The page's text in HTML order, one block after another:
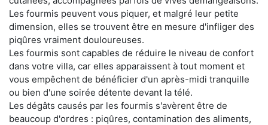
Les fourmis peuvent vous piquer, et malgré leur petite
dimension, elles se trouvent être en mesure d'infliger des
piqûres vraiment douloureuses.
Les fourmis sont capables de réduire le niveau de confort
dans votre villa, car elles apparaissent à tout moment et
vous empêchent de bénéficier d'un après-midi tranquille
ou bien d'une soirée détente devant la télé.
Les dégâts causés par les fourmis s'avèrent être de
beaucoup d'ordres : piqûres, contamination des aliments,